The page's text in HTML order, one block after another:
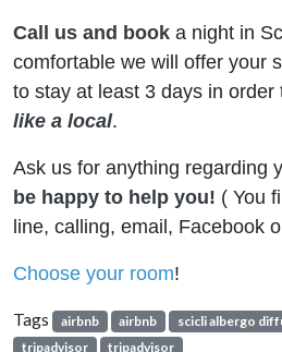
Call us and book a night in
comfortable we will offer your
to stay at least 3 days in order
like a local.
Ask us for anything regarding
be happy to help you! ( You
line, calling, email, Facebook
Choose your room!
Tags airbnb airbnb scicli albergo
tripadvisor
tripadvisor